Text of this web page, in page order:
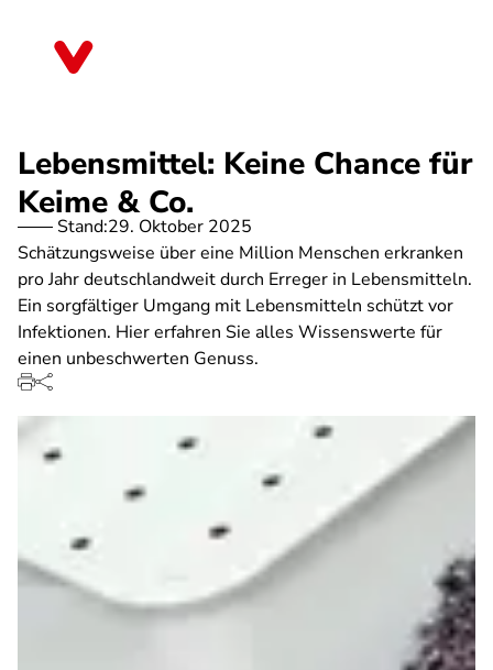
Lebensmittel: Keine Chance für
Keime & Co.
Stand:29. Oktober 2025
Schätzungsweise über eine Million Menschen erkranken
pro Jahr deutschlandweit durch Erreger in Lebensmitteln.
Ein sorgfältiger Umgang mit Lebensmitteln schützt vor
Infektionen. Hier erfahren Sie alles Wissenswerte für
einen unbeschwerten Genuss.